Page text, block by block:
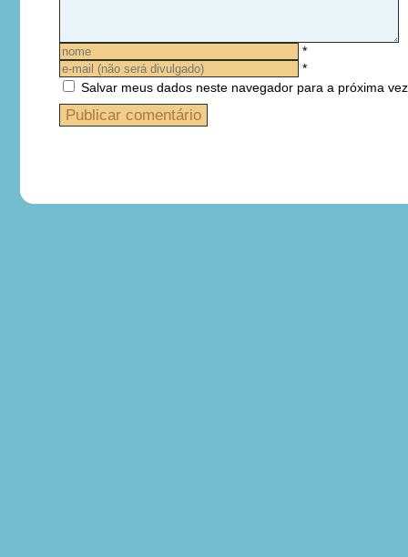
*
*
Salvar meus dados neste navegador para a próxima